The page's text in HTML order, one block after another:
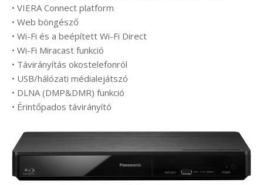
• VIERA Connect platform
• Web böngésző
• Wi-Fi és a beépített Wi-Fi Direct
• Wi-Fi Miracast funkció
• Távirányítás okostelefonról
• USB/hálózati médialejátszó
• DLNA (DMP&DMR) funkció
• Érintőpados távirányító